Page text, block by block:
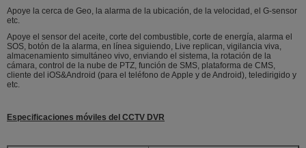
Apoye la cerca de Geo, la alarma de la ubicación, de la velocidad, el G-sensor
etc.
Apoye el sensor del aceite, corte del combustible, corte de energía, alarma el
SOS, botón de la alarma, en línea siguiendo, Live replican, vigilancia viva,
almacenamiento simultáneo vivo, enviando el sistema, la rotación de la
cámara, control de la nube de PTZ, función de SMS, plataforma de CMS,
cliente del iOS&Android (para el teléfono de Apple y de Android), teledirigido y
etc.
Especificaciones móviles del CCTV DVR